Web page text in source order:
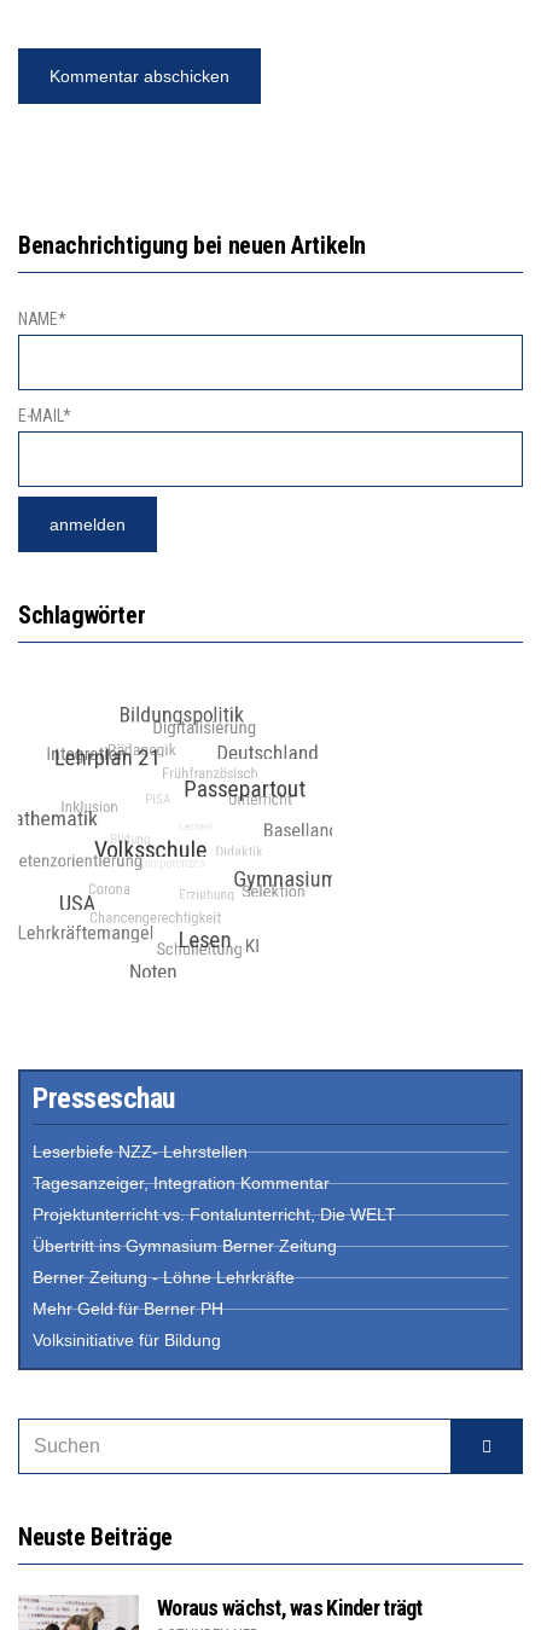
Benachrichtigung bei neuen Artikeln
NAME*
E-MAIL*
Schlagwörter
Presseschau
Leserbiefe NZZ- Lehrstellen
Tagesanzeiger, Integration Kommentar
Projektunterricht vs. Fontalunterricht, Die WELT
Übertritt ins Gymnasium Berner Zeitung
Berner Zeitung - Löhne Lehrkräfte
Mehr Geld für Berner PH
Volksinitiative für Bildung
Neuste Beiträge
Woraus wächst, was Kinder trägt